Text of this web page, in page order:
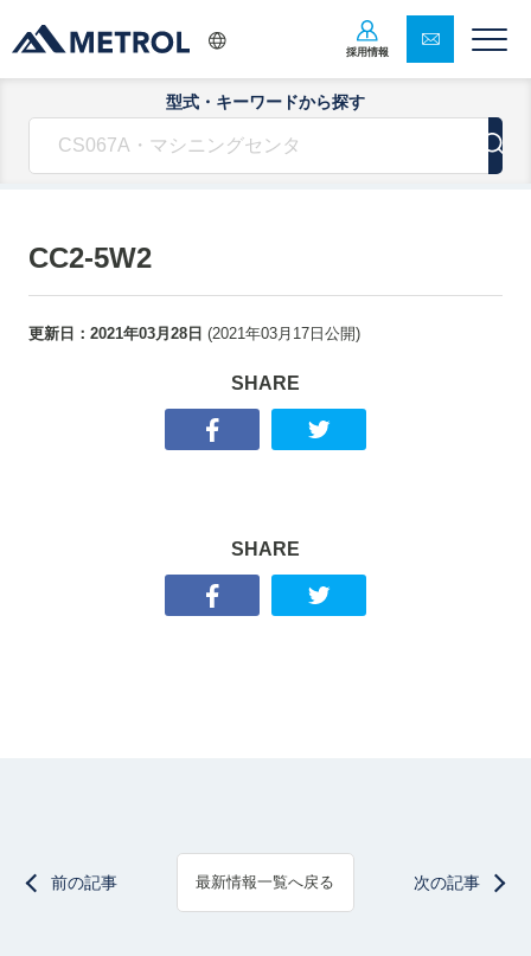
採用情報
型式・キーワードから探す
CC2-5W2
更新日： 2021年03月28日 (2021年03月17日 公開)
SHARE
SHARE
前の記事 最新情報一覧へ戻る 次の記事